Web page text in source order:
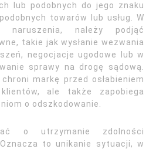
lub podobnych do jego znaku
towarów lub usług. W
naruszenia, należy podjąć
takie jak wysłanie wezwania
negocjacje ugodowe lub w
sprawy na drogę sądową.
markę przed osłabieniem
ale także zapobiega
o odszkodowanie.
o utrzymanie zdolności
to unikanie sytuacji, w